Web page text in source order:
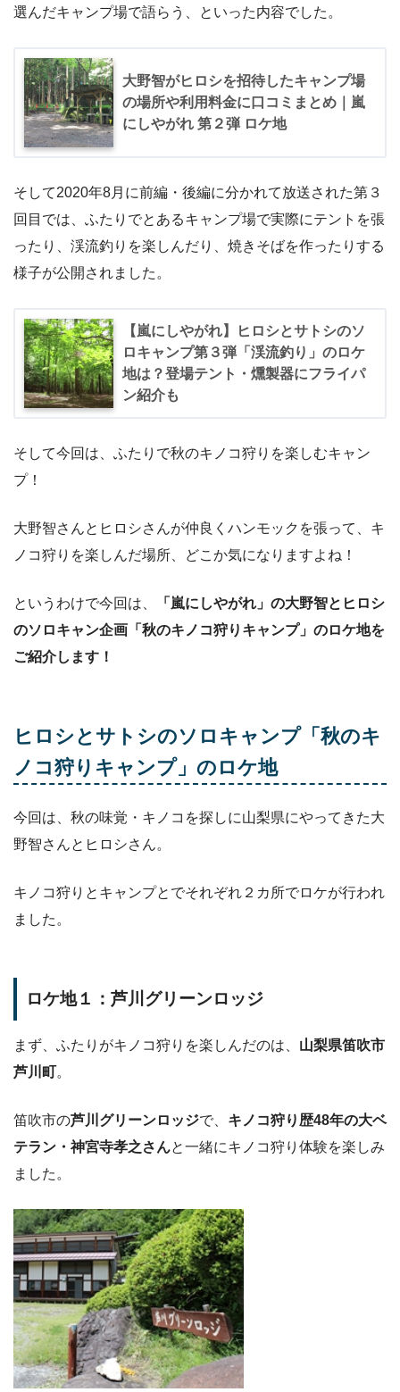
選んだキャンプ場で語らう、といった内容でした。
大野智がヒロシを招待したキャンプ場
の場所や利用料金に口コミまとめ｜嵐
にしやがれ 第２弾 ロケ地
そして2020年8月に前編・後編に分かれて放送された第３
回目では、ふたりでとあるキャンプ場で実際にテントを張
ったり、渓流釣りを楽しんだり、焼きそばを作ったりする
様子が公開されました。
【嵐にしやがれ】ヒロシとサトシのソ
ロキャンプ第３弾「渓流釣り」のロケ
地は？登場テント・燻製器にフライパ
ン紹介も
そして今回は、ふたりで秋のキノコ狩りを楽しむキャン
プ！
大野智さんとヒロシさんが仲良くハンモックを張って、キ
ノコ狩りを楽しんだ場所、どこか気になりますよね！
というわけで今回は、
「嵐にしやがれ」の大野智とヒロシ
のソロキャン企画「秋のキノコ狩りキャンプ」のロケ地を
ご紹介します！
ヒロシとサトシのソロキャンプ「秋のキ
ノコ狩りキャンプ」のロケ地
今回は、秋の味覚・キノコを探しに山梨県にやってきた大
野智さんとヒロシさん。
キノコ狩りとキャンプとでそれぞれ２カ所でロケが行われ
ました。
ロケ地１：芦川グリーンロッジ
まず、ふたりがキノコ狩りを楽しんだのは、 山梨県笛吹市
芦川町。
笛吹市の芦川グリーンロッジで、 キノコ狩り歴48年の大ベ
テラン・神宮寺孝之さんと一緒にキノコ狩り体験を楽しみ
ました。